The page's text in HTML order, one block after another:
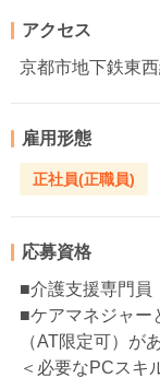
アクセス
京都市地下鉄東
雇用形態
正社員(正職員)
応募資格
■介護支援専門員
■ケアマネジャー
（AT限定可）が
＜必要なPCスキ